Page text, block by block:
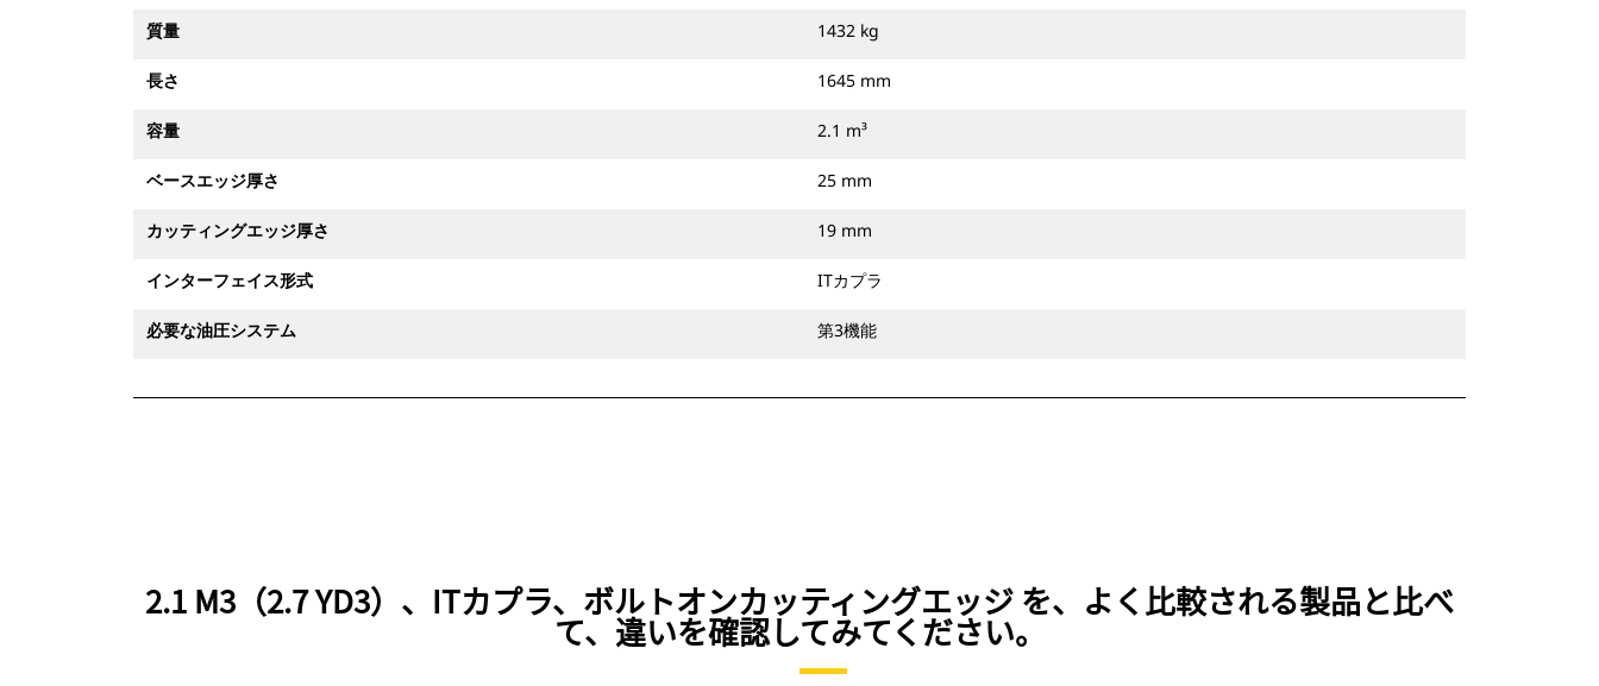
質量 1432 kg
長さ 1645 mm
容量 2.1 m³
ベースエッジ厚さ 25 mm
カッティングエッジ厚さ 19 mm
インターフェイス形式 ITカプラ
必要な油圧システム 第3機能
2.1 M3（2.7 YD3）、ITカプラ、ボルトオンカッティングエッジ を、よく比較される製品と比べ
て、違いを確認してみてください。